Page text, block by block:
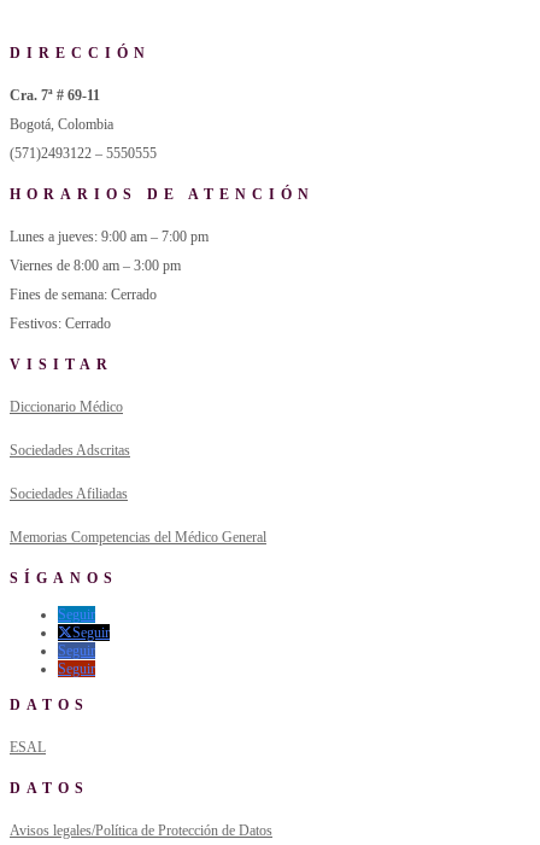
DIRECCIÓN
Cra. 7ª # 69-11
Bogotá, Colombia
(571)2493122 – 5550555
HORARIOS DE ATENCIÓN
Lunes a jueves: 9:00 am – 7:00 pm
Viernes de 8:00 am – 3:00 pm
Fines de semana: Cerrado
Festivos: Cerrado
VISITAR
Diccionario Médico
Sociedades Adscritas
Sociedades Afiliadas
Memorias Competencias del Médico General
SÍGANOS
Seguir
Seguir
Seguir
Seguir
DATOS
ESAL
DATOS
Avisos legales/Política de Protección de Datos